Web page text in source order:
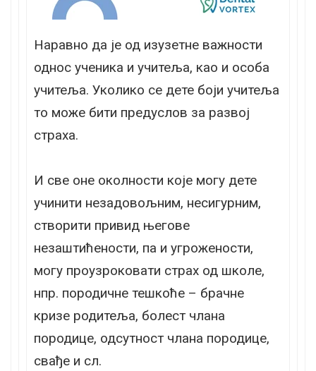
Наравно да је од изузетне важности
однос ученика и учитеља, као и особа
учитеља. Уколико се дете боји учитеља
то може бити предуслов за развој
страха.
И све оне околности које могу дете
учинити незадовољним, несигурним,
створити привид његове
незаштићености, па и угрожености,
могу проузроковати страх од школе,
нпр. породичне тешкоће – брачне
кризе родитеља, болест члана
породице, одсутност члана породице,
свађе и сл.